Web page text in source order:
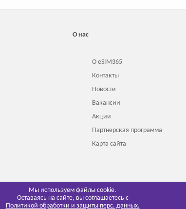
О нас
О eSIM365
Контакты
Новости
Вакансии
Акции
Партнерская программа
Карта сайта
Мы используем файлы cookie.
Оставаясь на сайте, вы соглашаетесь с
Политикой обработки и защиты перс. данных.